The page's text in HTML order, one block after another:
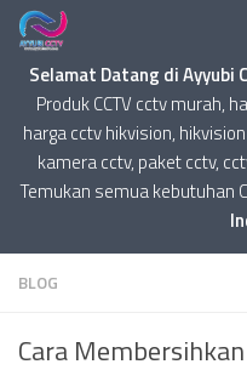
Selamat Datang di Ayyubi
Produk CCTV cctv murah,
harga cctv hikvision,
kamera cctv, paket cctv,
Temukan semua kebutuhan
BLOG
Cara